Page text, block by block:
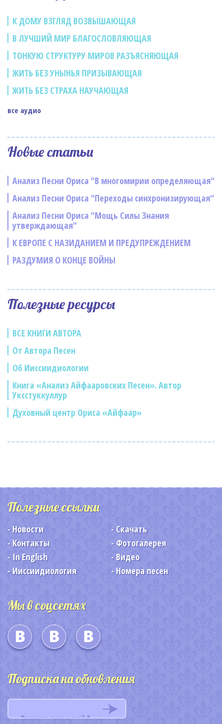
К ДОМУ ВЗГЛЯД ВОЗВЫШАЮЩАЯ
В ЛУЧШИЙ МИР БЛАГОСЛОВЛЯЮЩАЯ
ТОНКУЮ СТРУКТУРУ МИРОВ РАЗЪЯСНЯЮЩАЯ
ЖИТЬ БЕЗ УНЫНЬЯ ПРИЗЫВАЮЩАЯ
ЖИТЬ БЕЗ СТРАХА НАУЧАЮЩАЯ
все аудио
Новые статьи
Анализ Песни Ориса "В многомирии определяющая"
Анализ Песни Ориса "Переходы синхронизирующая"
Анализ Песни Ориса "Мощь Силы Знания
утверждающая"
К ЕВРОПЕ С НАЗИДАНИЕМ И ПРЕДУПРЕЖДЕНИЕМ
РАЗДУМИЯ О КОНЦЕ ВОЙНЫ
Полезные ресурсы
ВСЕ КНИГИ АВТОРА
От Автора Песен
Об Ииссиидиологии
Книга «Анализ Айфааровских Песен». Автор
Уксстуккуллур
Духовный центр Ориса «Айфаар»
Полезные ссылки
Новости
Скачать
Контакты
Фотогалерея
In English
Видео
Ииссиидиология
Номера песен
Мы в соцсетях
Подписка на обновления